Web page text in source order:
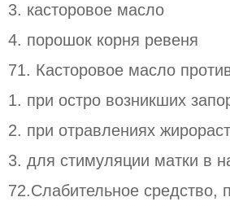
3. касторовое масло
4. порошок корня ревеня
71. Касторовое масло
1. при остро возникших
2. при отравлениях
3. для стимуляции матки в
72.Слабительное средство,